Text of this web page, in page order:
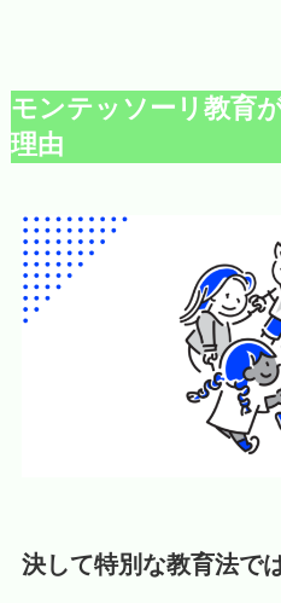
モンテッソーリ教育
理由
決して特別な教育法で